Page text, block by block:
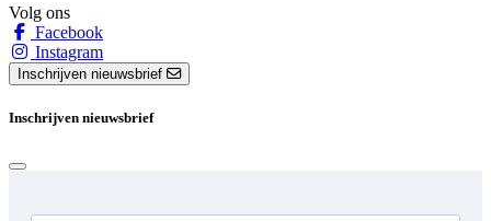
Volg ons
Facebook
Instagram
Inschrijven nieuwsbrief
Inschrijven nieuwsbrief